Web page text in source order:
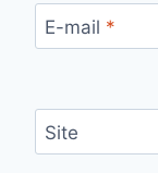
E-mail *
Site